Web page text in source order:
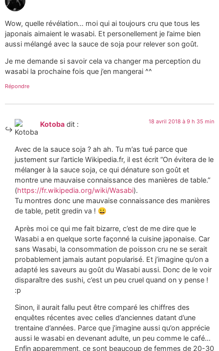
Wow, quelle révélation… moi qui ai toujours cru que tous les
japonais aimaient le wasabi. Et personellement je l’aime bien
aussi mélangé avec la sauce de soja pour relever son goût.
Je me demande si savoir cela va changer ma perception du
wasabi la prochaine fois que j’en mangerai ^^
Répondre
Kotoba dit : 18 avril 2018 à 9 h 35 min
Avec de la sauce soja ? ah ah. Tu m’as tué parce que
justement sur l’article Wikipedia.fr, il est écrit “On évitera de le
mélanger à la sauce soja, ce qui dénature son goût et
montre une mauvaise connaissance des manières de table.”
(https://fr.wikipedia.org/wiki/Wasabi).
Tu montres donc une mauvaise connaissance des manières
de table, petit gredin va ! 😀
Après moi ce qui me fait bizarre, c’est de me dire que le
Wasabi a en quelque sorte façonné la cuisine japonaise. Car
sans Wasabi, la consommation de poisson cru ne se serait
probablement jamais autant popularisé. Et j’imagine qu’on a
adapté les saveurs au goût du Wasabi aussi. Donc de le voir
disparaître des sushi, c’est un peu cruel quand on y pense !
:p
Sinon, il aurait fallu peut être comparé les chiffres des
enquêtes récentes avec celles d’anciennes datant d’une
trentaine d’années. Parce que j’imagine aussi qu’on apprécie
aussi le wasabi en devenant adulte, un peu comme le café…
Enfin apparemment, ce sont beaucoup de femmes de 20-30